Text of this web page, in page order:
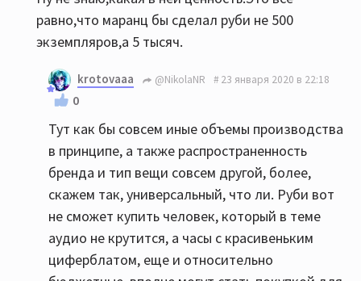
равно,что маранц бы сделал руби не 500
экземпляров,а 5 тысяч.
krotovaaa @NikolaNR 23 января 2020 в 22:18
0
Тут как бы совсем иные объемы производства
в принципе, а также распространенность
бренда и тип вещи совсем другой, более,
скажем так, универсальный, что ли. Руби вот
не сможет купить человек, который в теме
аудио не крутится, а часы с красивеньким
циферблатом, еще и относительно